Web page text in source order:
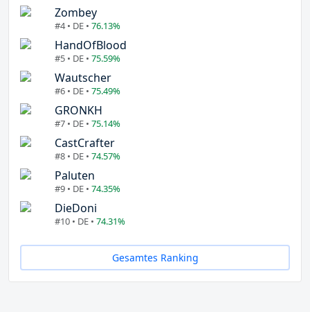
Zombey
#4 • DE • 76.13%
HandOfBlood
#5 • DE • 75.59%
Wautscher
#6 • DE • 75.49%
GRONKH
#7 • DE • 75.14%
CastCrafter
#8 • DE • 74.57%
Paluten
#9 • DE • 74.35%
DieDoni
#10 • DE • 74.31%
Gesamtes Ranking